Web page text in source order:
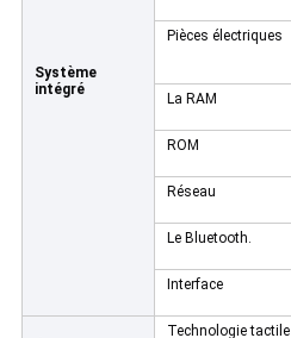
POLITIQUE
CONFIDENTIALITÉ
Système
intégré
Pièces électriques
La RAM
ROM
Réseau
Le Bluetooth.
Interface
Technologie tactile